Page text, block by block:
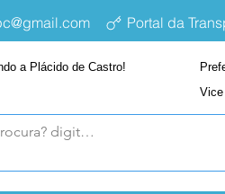
Portal da
a Plácido de Castro!
Vice